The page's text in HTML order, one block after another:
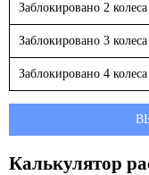
Заблокировано 2 колеса
Заблокировано 3 колеса
Заблокировано 4 колеса
Калькулятор